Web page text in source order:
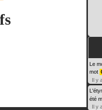
Le
mot
Il y
été
Il y